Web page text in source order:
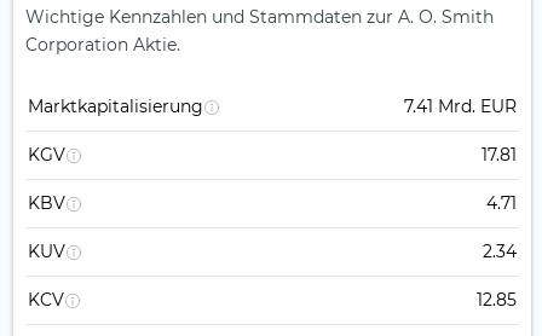
Wichtige Kennzahlen und Stammdaten zur A. O. Smith
Corporation Aktie.
Marktkapitalisierung 7.41 Mrd. EUR
KGV 17.81
KBV 4.71
KUV 2.34
KCV 12.85